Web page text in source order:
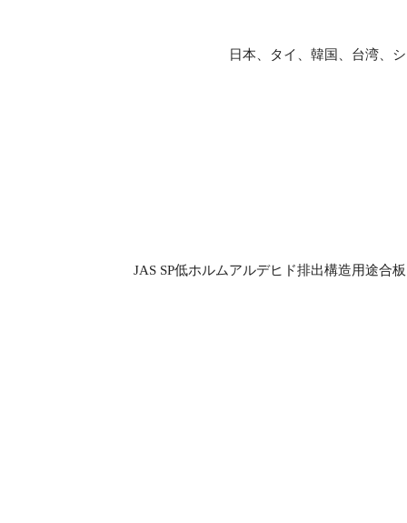
日本、タイ、韓国、台湾、
JAS SP低ホルムアルデヒド排出構造用途合